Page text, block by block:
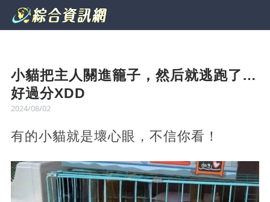
小貓把主人關進籠子，然后就逃跑了…
好過分XDD
2024/08/02
有的小貓就是壞心眼，不信你看！